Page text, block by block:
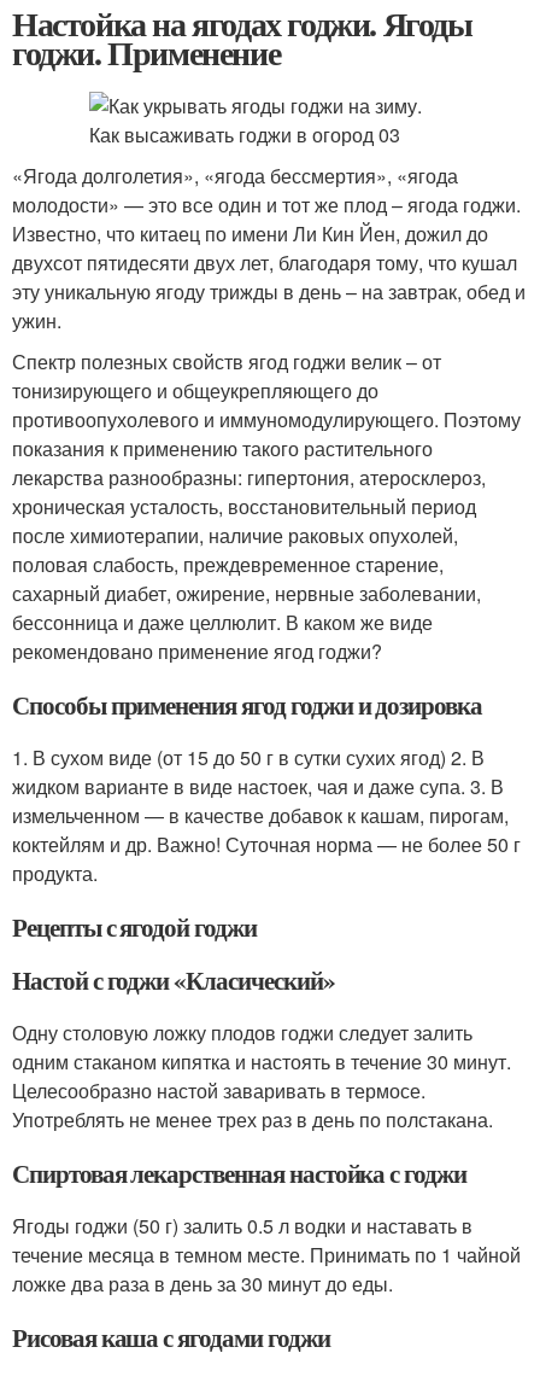
Настойка на ягодах годжи. Ягоды
годжи. Применение
«Ягода долголетия», «ягода бессмертия», «ягода
молодости» — это все один и тот же плод – ягода годжи.
Известно, что китаец по имени Ли Кин Йен, дожил до
двухсот пятидесяти двух лет, благодаря тому, что кушал
эту уникальную ягоду трижды в день – на завтрак, обед и
ужин.
Спектр полезных свойств ягод годжи велик – от
тонизирующего и общеукрепляющего до
противоопухолевого и иммуномодулирующего. Поэтому
показания к применению такого растительного
лекарства разнообразны: гипертония, атеросклероз,
хроническая усталость, восстановительный период
после химиотерапии, наличие раковых опухолей,
половая слабость, преждевременное старение,
сахарный диабет, ожирение, нервные заболевании,
бессонница и даже целлюлит. В каком же виде
рекомендовано применение ягод годжи?
Способы применения ягод годжи и дозировка
1. В сухом виде (от 15 до 50 г в сутки сухих ягод) 2. В
жидком варианте в виде настоек, чая и даже супа. 3. В
измельченном — в качестве добавок к кашам, пирогам,
коктейлям и др. Важно! Суточная норма — не более 50 г
продукта.
Рецепты с ягодой годжи
Настой с годжи «Класический»
Одну столовую ложку плодов годжи следует залить
одним стаканом кипятка и настоять в течение 30 минут.
Целесообразно настой заваривать в термосе.
Употреблять не менее трех раз в день по полстакана.
Спиртовая лекарственная настойка с годжи
Ягоды годжи (50 г) залить 0.5 л водки и наставать в
течение месяца в темном месте. Принимать по 1 чайной
ложке два раза в день за 30 минут до еды.
Рисовая каша с ягодами годжи